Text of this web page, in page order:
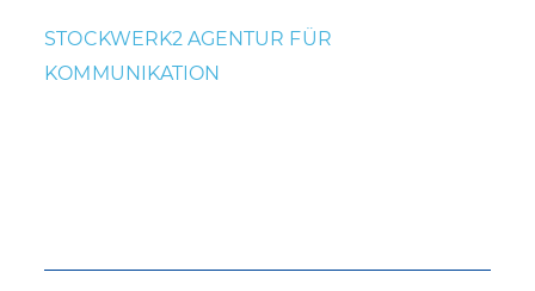
STOCKWERK2 AGENTUR FÜR
KOMMUNIKATION